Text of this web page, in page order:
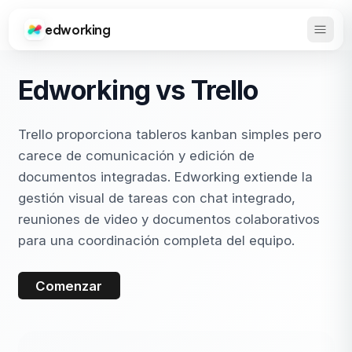
Edworking
edworking Abrir
Edworking vs Trello
Trello proporciona tableros kanban simples pero
carece de comunicación y edición de
documentos integradas. Edworking extiende la
gestión visual de tareas con chat integrado,
reuniones de video y documentos colaborativos
para una coordinación completa del equipo.
Comenzar